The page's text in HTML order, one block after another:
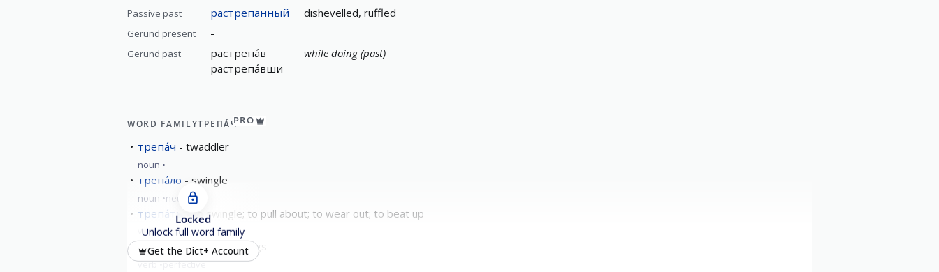
Passive past растрёпанный dishevelled, ruffled
Gerund present -
Gerund past
растрепа́в
растрепа́вши
while doing (past)
WORD FAMILYТРЕПА́ЧPRO
трепа́ч twaddler
noun
трепа́ло swingle
noun neuter
трепа́ть to swingle; to pull about; to wear out; to beat up
verb imperfective
истрепа́ть wear to rags
verb perfective
Locked
Unlock full word family
Get the Dict+ Account